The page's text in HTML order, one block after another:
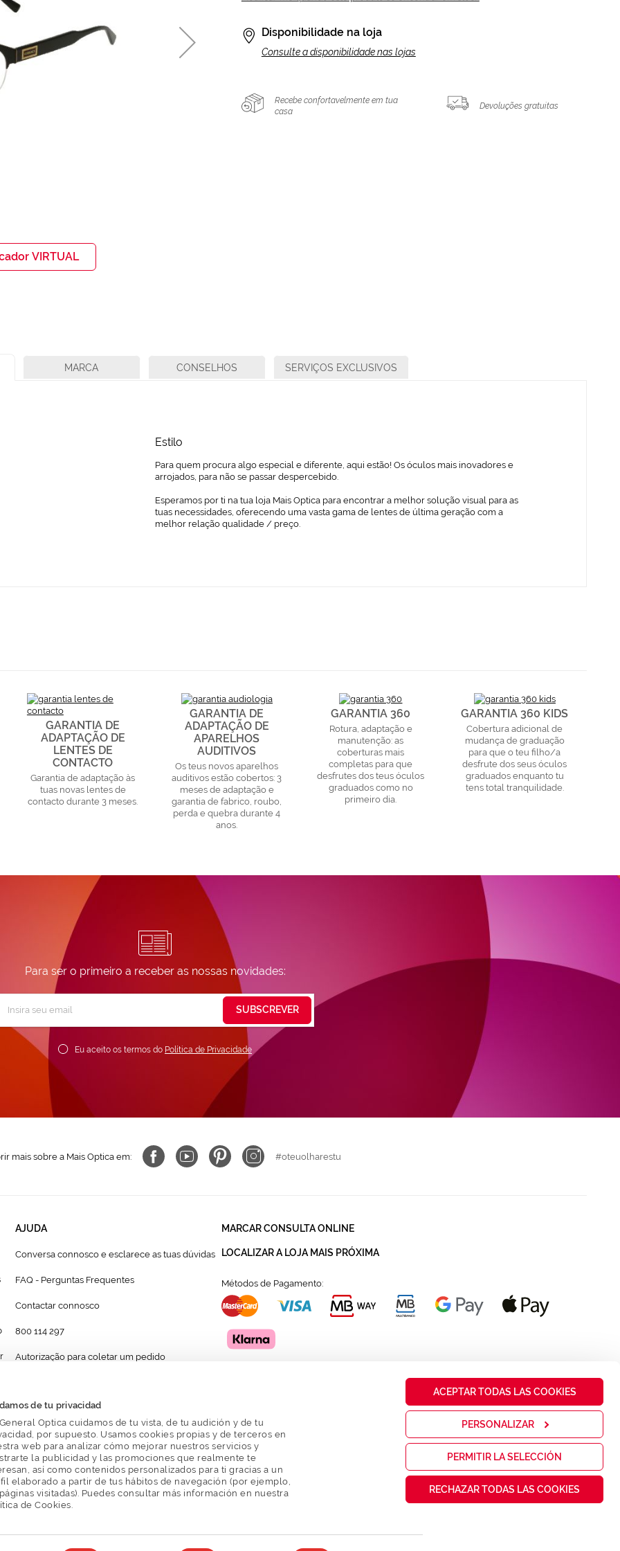
de tu privacidad
Optica cuidamos de tu vista, de tu audición y de tu
por supuesto. Usamos cookies propias y de terceros en
web para analizar cómo mejorar nuestros servicios y
la publicidad y las promociones que realmente te
así como contenidos personalizados para ti gracias a un
elaborado a partir de tus hábitos de navegación (por ejemplo,
visitadas). Puedes consultar más información en nuestra
de Cookies.
ACEPTAR TODAS LAS COOKIES
PERSONALIZAR
PERMITIR LA SELECCIÓN
RECHAZAR TODAS LAS COOKIES
VIRTUAL
Disponibilidade na loja
Consulte a disponibilidade nas lojas
Recebe confortavelmente em tua
casa
Devoluções gratuitas
Estilo
Para quem procura algo especial e diferente, aqui estão! Os óculos mais inovadores e
arrojados, para não se passar despercebido.
Esperamos por ti na tua loja Mais Optica para encontrar a melhor solução visual para as
tuas necessidades, oferecendo uma vasta gama de lentes de última geração com a
melhor relação qualidade / preço.
MARCA CONSELHOS SERVIÇOS EXCLUSIVOS
GARANTIA DE
ADAPTAÇÃO DE
LENTES DE
CONTACTO
Garantia de adaptação às
tuas novas lentes de
contacto durante 3 meses.
GARANTIA DE
ADAPTAÇÃO DE
APARELHOS
AUDITIVOS
Os teus novos aparelhos
auditivos estão cobertos: 3
meses de adaptação e
garantia de fabrico, roubo,
perda e quebra durante 4
anos.
GARANTIA 360
Rotura, adaptação e
manutenção: as
coberturas mais
completas para que
desfrutes dos teus óculos
graduados como no
primeiro dia.
GARANTIA 360 KIDS
Cobertura adicional de
mudança de graduação
para que o teu filho/a
desfrute dos seus óculos
graduados enquanto tu
tens total tranquilidade.
Para ser o primeiro a receber as nossas novidades:
Newsletter:
Eu aceito os termos do Política de Privacidade
SUBSCREVER
mais sobre a Mais Optica em: #oteuolharestu
AJUDA
Conversa connosco e esclarece as tuas dúvidas
FAQ - Perguntas Frequentes
Contactar connosco
800 114 297
Autorização para coletar um pedido
MARCAR CONSULTA ONLINE
LOCALIZAR A LOJA MAIS PRÓXIMA
Métodos de Pagamento:
Política de Privacidade Política de Cookies Condicoes Gerais de Venda